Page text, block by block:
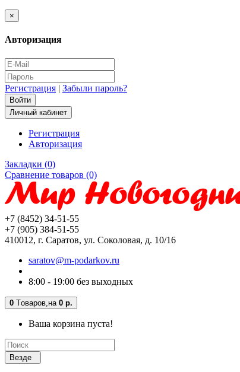
×
Авторизация
Регистрация | Забыли пароль?
Личный кабинет
Регистрация
Авторизация
Закладки (0)
Сравнение товаров (0)
+7 (8452) 34-51-55
+7 (905) 384-51-55
410012, г. Саратов, ул. Соколовая, д. 10/16
saratov@m-podarkov.ru
8:00 - 19:00 без выходных
0 Tоваров, на 0 р.
Ваша корзина пуста!
Везде